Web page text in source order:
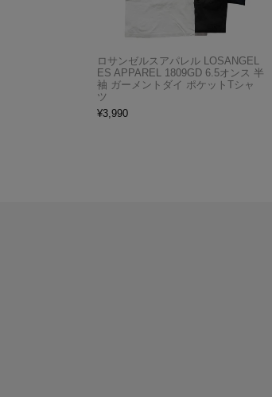
ロサンゼルスアパレル LOSANGEL
ES APPAREL 1809GD 6.5オンス 半
袖 ガーメントダイ ポケットTシャ
ツ
¥3,990